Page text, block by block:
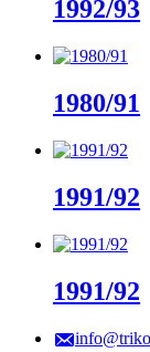
1992/93
1980/91
1991/92
1991/92